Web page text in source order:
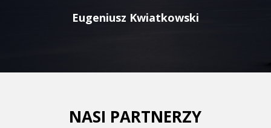
Eugeniusz Kwiatkowski
NASI PARTNERZY